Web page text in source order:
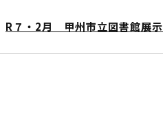
R７・2月 甲州市立図書館展示